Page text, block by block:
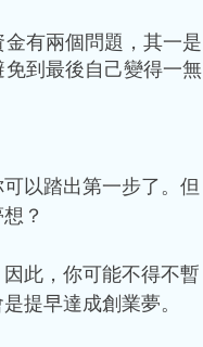
有兩個問題，其一是
到最後自己變得一無
以踏出第一步了。但
？
此，你可能不得不暫
提早達成創業夢。